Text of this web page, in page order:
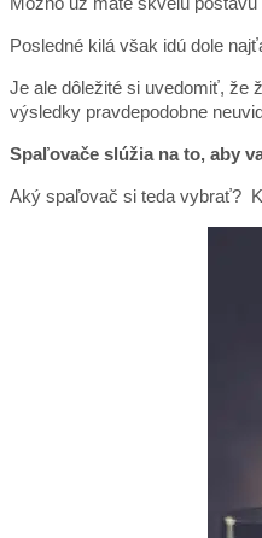
Posledné kilá však idú dole
Je ale dôležité si uvedomiť, že
výsledky pravdepodobne
Spaľovače slúžia na to, aby
Aký spaľovač si teda vybrať?